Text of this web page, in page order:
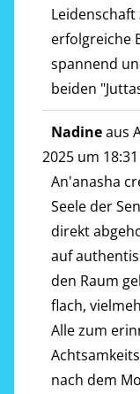
erfolgreiche
spannend
beiden
Nadineaus
2025 um 18:31
An'anasha
Seele der
direkt
auf
den Raum
flach,
Alle zum
nach dem